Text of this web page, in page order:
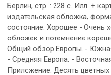
Берлин, стр. : 228 с. Илл. +
издательская обложка,
состояние: Хорошее - Очень
обложек и потемнение
Общий обзор Европы. -
- Средняя Европа. -
Приложение: Десять цветных